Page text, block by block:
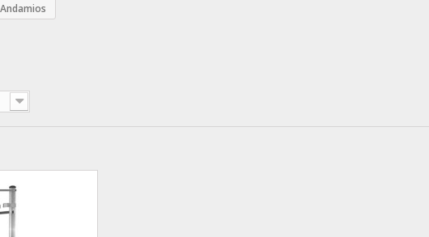
Andamios